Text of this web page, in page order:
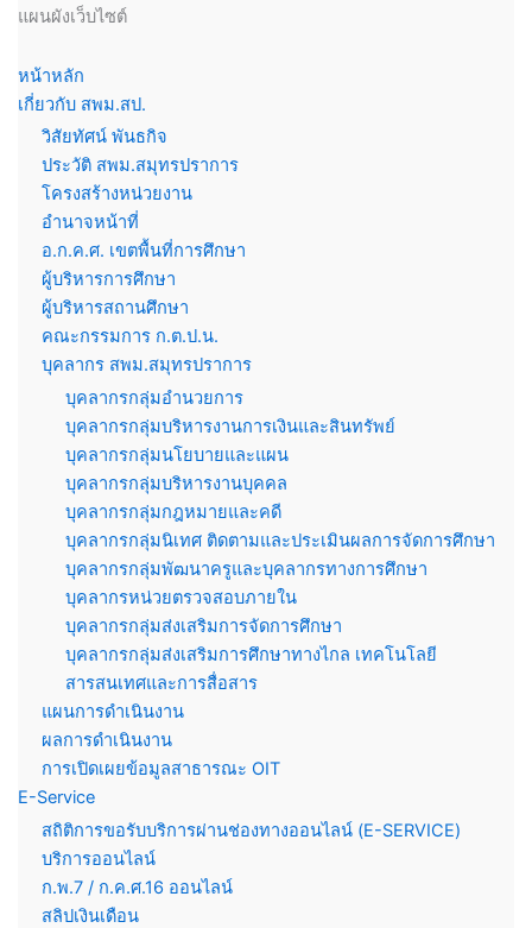
แผนผังเว็บไซต์
หน้าหลัก
เกี่ยวกับ สพม.สป.
วิสัยทัศน์ พันธกิจ
ประวัติ สพม.สมุทรปราการ
โครงสร้างหน่วยงาน
อำนาจหน้าที่
อ.ก.ค.ศ. เขตพื้นที่การศึกษา
ผู้บริหารการศึกษา
ผู้บริหารสถานศึกษา
คณะกรรมการ ก.ต.ป.น.
บุคลากร สพม.สมุทรปราการ
บุคลากรกลุ่มอำนวยการ
บุคลากรกลุ่มบริหารงานการเงินและสินทรัพย์
บุคลากรกลุ่มนโยบายและแผน
บุคลากรกลุ่มบริหารงานบุคคล
บุคลากรกลุ่มกฎหมายและคดี
บุคลากรกลุ่มนิเทศ ติดตามและประเมินผลการจัดการศึกษา
บุคลากรกลุ่มพัฒนาครูและบุคลากรทางการศึกษา
บุคลากรหน่วยตรวจสอบภายใน
บุคลากรกลุ่มส่งเสริมการจัดการศึกษา
บุคลากรกลุ่มส่งเสริมการศึกษาทางไกล เทคโนโลยี
สารสนเทศและการสื่อสาร
แผนการดำเนินงาน
ผลการดำเนินงาน
การเปิดเผยข้อมูลสาธารณะ OIT
E-Service
สถิติการขอรับบริการผ่านช่องทางออนไลน์ (E-SERVICE)
บริการออนไลน์
ก.พ.7 / ก.ค.ศ.16 ออนไลน์
สลิปเงินเดือน